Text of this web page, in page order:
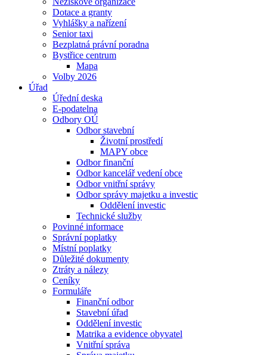
Dotace a granty
Vyhlášky a nařízení
Senior taxi
Bezplatná právní poradna
Bystřice centrum
Mapa
Volby 2026
Úřad
Úřední deska
E-podatelna
Odbory OÚ
Odbor stavební
Životní prostředí
MAPY obce
Odbor finanční
Odbor kancelář vedení obce
Odbor vnitřní správy
Odbor správy majetku a investic
Oddělení investic
Technické služby
Povinné informace
Správní poplatky
Místní poplatky
Důležité dokumenty
Ztráty a nálezy
Ceníky
Formuláře
Finanční odbor
Stavební úřad
Oddělení investic
Matrika a evidence obyvatel
Vnitřní správa